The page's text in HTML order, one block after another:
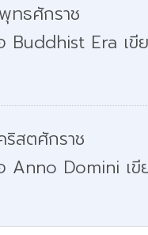
ทธศักราช
Buddhist Era เขี
สตศักราช
Anno Domini เขี